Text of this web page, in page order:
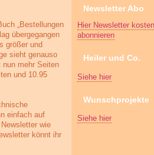
Newsletter Abo
Hier Newsletter
abonnieren
Heiler und Co.
Siehe hier
Wunschprojekte
Siehe hier
„Bestellungen
übergegangen
größer und
sieht genauso
mehr Seiten
und 10.95
einfach auf
wie
könnt ihr